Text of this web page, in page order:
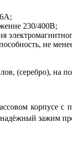
230/400В;
не
(серебро), на
зажим